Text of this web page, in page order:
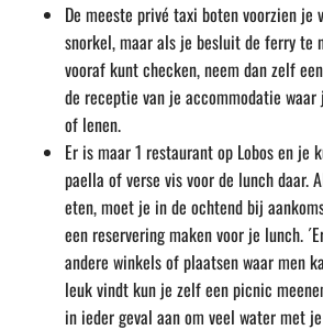
De meeste privé taxi boten voorzien je
snorkel, maar als je besluit de ferry te
vooraf kunt checken, neem dan zelf
de receptie van je accommodatie
of lenen.
Er is maar 1 restaurant op Lobos en je
paella of verse vis voor de lunch daar.
eten, moet je in de ochtend bij
een reservering maken voor je lunch.
andere winkels of plaatsen waar men
leuk vindt kun je zelf een picnic
in ieder geval aan om veel water met